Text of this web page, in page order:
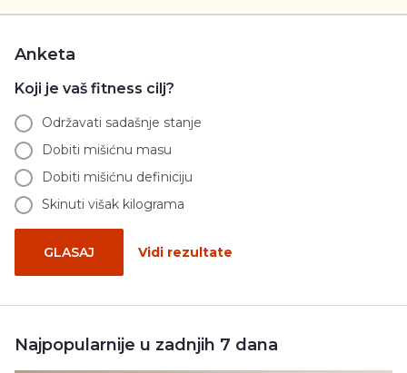
Anketa
Koji je vaš fitness cilj?
Održavati sadašnje stanje
Dobiti mišićnu masu
Dobiti mišićnu definiciju
Skinuti višak kilograma
GLASAJ Vidi rezultate
Najpopularnije u zadnjih 7 dana